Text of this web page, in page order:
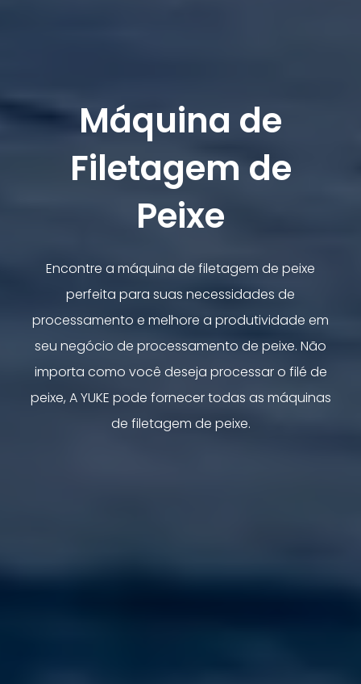
Máquina de
Filetagem de
Peixe
Encontre a máquina de filetagem de peixe
perfeita para suas necessidades de
processamento e melhore a produtividade em
seu negócio de processamento de peixe. Não
importa como você deseja processar o filé de
peixe, A YUKE pode fornecer todas as máquinas
de filetagem de peixe.